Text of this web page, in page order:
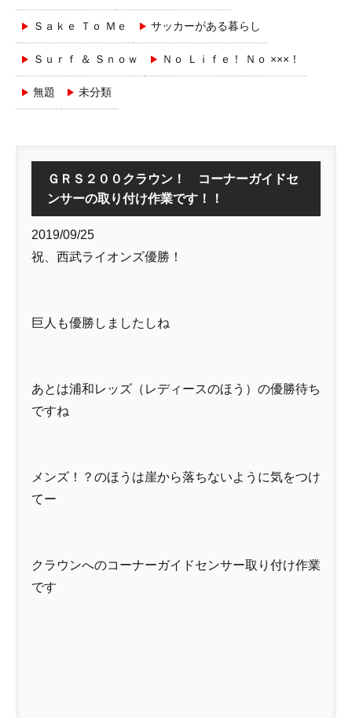
Ｓａｋｅ Ｔｏ Ｍｅ サッカーがある暮らし
Ｓｕｒｆ ＆ Ｓｎｏｗ Ｎｏ Ｌｉｆｅ！ Ｎｏ ×××！
無題 未分類
ＧＲＳ２００クラウン！ コーナーガイドセ
ンサーの取り付け作業です！！
2019/09/25
祝、西武ライオンズ優勝！
巨人も優勝しましたしね
あとは浦和レッズ（レディースのほう）の優勝待ち
ですね
メンズ！？のほうは崖から落ちないように気をつけ
てー
クラウンへのコーナーガイドセンサー取り付け作業
です